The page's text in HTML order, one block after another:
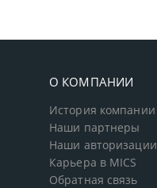
О КОМПАНИИ
История компании
Наши партнеры
Наши авторизации
Карьера в MICS
Обратная связь